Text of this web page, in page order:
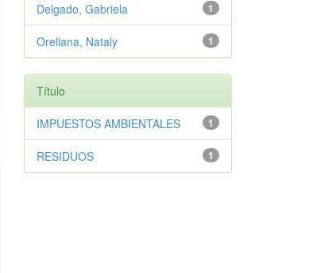
1
Delgado, Gabriela
1
Orellana, Nataly
Título
1
IMPUESTOS AMBIENTALES
1
RESIDUOS